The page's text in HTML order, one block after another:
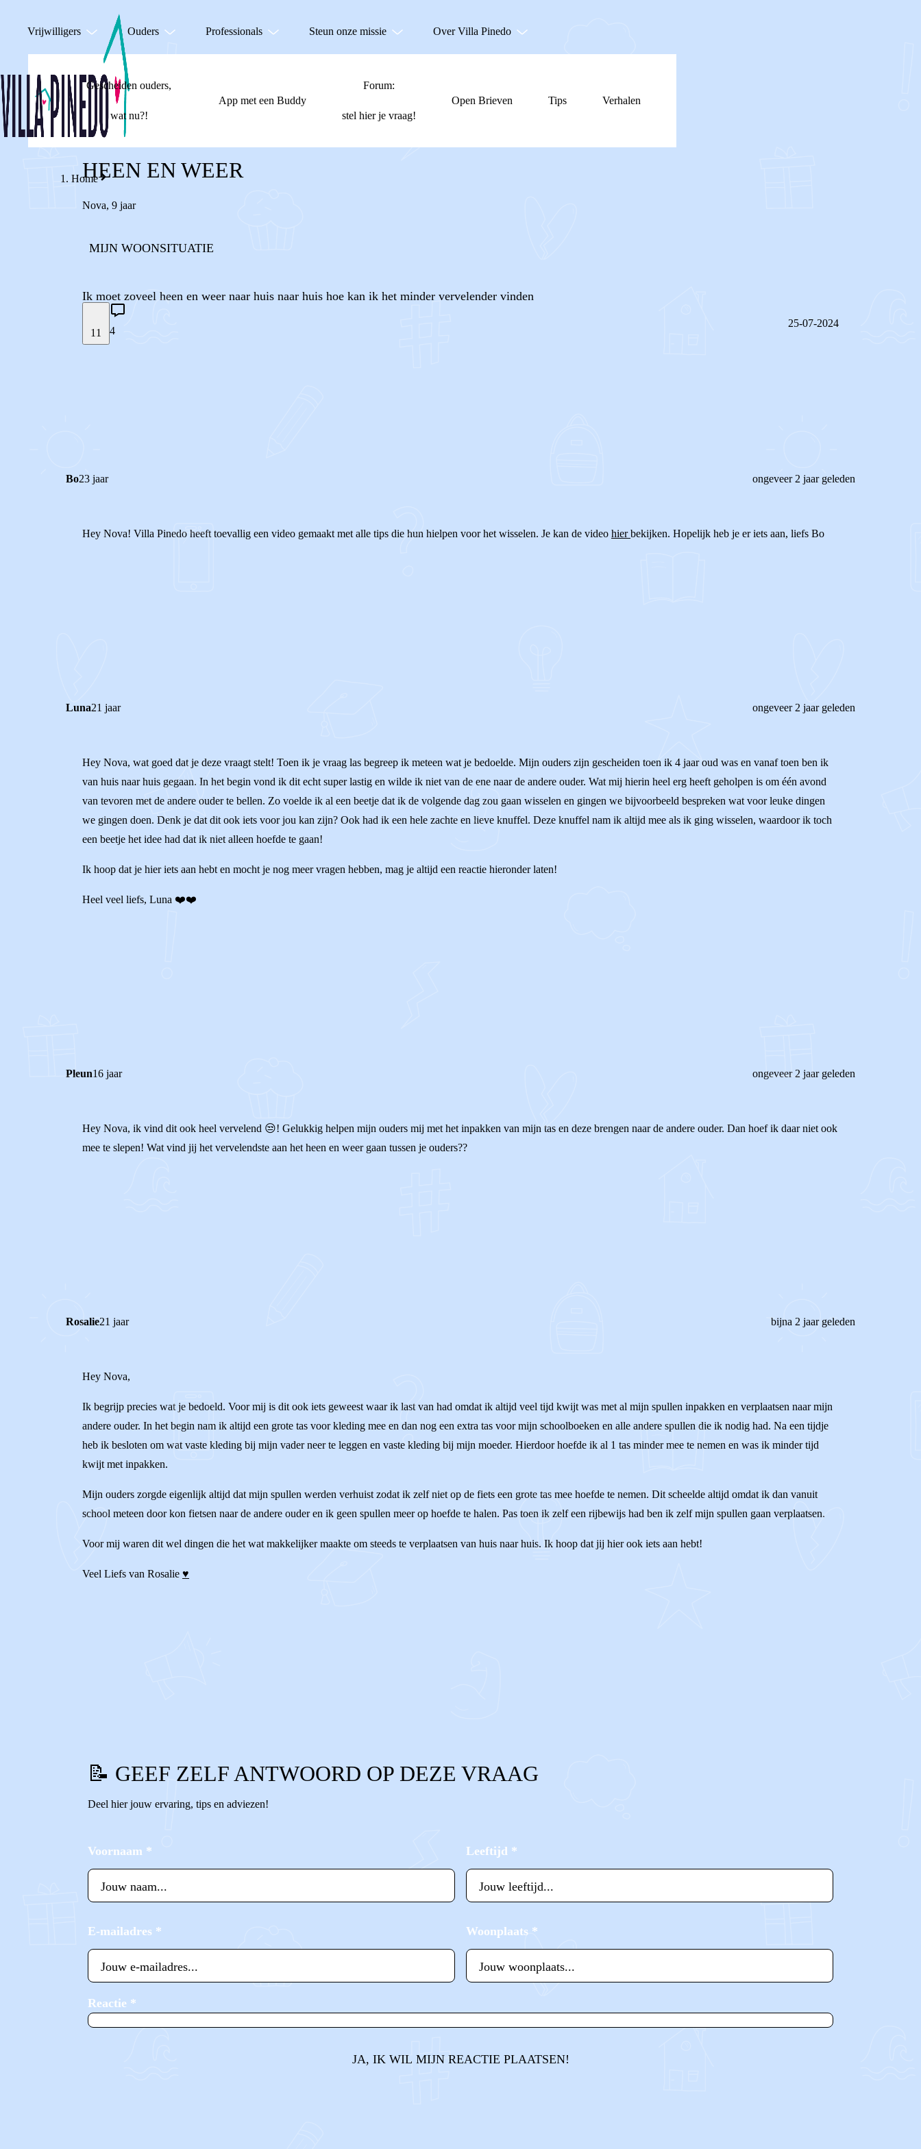
Vrijwilligers Ouders Professionals Steun onze missie Over Villa Pinedo
Gescheiden ouders,
wat nu?!
App met een Buddy
Forum:
stel hier je vraag!
Open Brieven Tips Verhalen
Home
HEEN EN WEER
Nova, 9 jaar
MIJN WOONSITUATIE
Ik moet zoveel heen en weer naar huis naar huis hoe kan ik het minder vervelender vinden
11 4
25-07-2024
Bo23 jaar ongeveer 2 jaar geleden
Hey Nova! Villa Pinedo heeft toevallig een video gemaakt met alle tips die hun hielpen voor het wisselen. Je kan de video hierbekijken. Hopelijk heb je er iets aan, liefs Bo
Luna21 jaar ongeveer 2 jaar geleden
Hey Nova, wat goed dat je deze vraagt stelt! Toen ik je vraag las begreep ik meteen wat je bedoelde. Mijn ouders zijn gescheiden toen ik 4 jaar oud was en vanaf toen ben ik
van huis naar huis gegaan. In het begin vond ik dit echt super lastig en wilde ik niet van de ene naar de andere ouder. Wat mij hierin heel erg heeft geholpen is om één avond
van tevoren met de andere ouder te bellen. Zo voelde ik al een beetje dat ik de volgende dag zou gaan wisselen en gingen we bijvoorbeeld bespreken wat voor leuke dingen
we gingen doen. Denk je dat dit ook iets voor jou kan zijn? Ook had ik een hele zachte en lieve knuffel. Deze knuffel nam ik altijd mee als ik ging wisselen, waardoor ik toch
een beetje het idee had dat ik niet alleen hoefde te gaan!
Ik hoop dat je hier iets aan hebt en mocht je nog meer vragen hebben, mag je altijd een reactie hieronder laten!
Heel veel liefs, Luna ❤️❤️
Pleun16 jaar ongeveer 2 jaar geleden
Hey Nova, ik vind dit ook heel vervelend 😒! Gelukkig helpen mijn ouders mij met het inpakken van mijn tas en deze brengen naar de andere ouder. Dan hoef ik daar niet ook
mee te slepen! Wat vind jij het vervelendste aan het heen en weer gaan tussen je ouders??
Rosalie21 jaar bijna 2 jaar geleden
Hey Nova,
Ik begrijp precies wat je bedoeld. Voor mij is dit ook iets geweest waar ik last van had omdat ik altijd veel tijd kwijt was met al mijn spullen inpakken en verplaatsen naar mijn
andere ouder. In het begin nam ik altijd een grote tas voor kleding mee en dan nog een extra tas voor mijn schoolboeken en alle andere spullen die ik nodig had. Na een tijdje
heb ik besloten om wat vaste kleding bij mijn vader neer te leggen en vaste kleding bij mijn moeder. Hierdoor hoefde ik al 1 tas minder mee te nemen en was ik minder tijd
kwijt met inpakken.
Mijn ouders zorgde eigenlijk altijd dat mijn spullen werden verhuist zodat ik zelf niet op de fiets een grote tas mee hoefde te nemen. Dit scheelde altijd omdat ik dan vanuit
school meteen door kon fietsen naar de andere ouder en ik geen spullen meer op hoefde te halen. Pas toen ik zelf een rijbewijs had ben ik zelf mijn spullen gaan verplaatsen.
Voor mij waren dit wel dingen die het wat makkelijker maakte om steeds te verplaatsen van huis naar huis. Ik hoop dat jij hier ook iets aan hebt!
Veel Liefs van Rosalie ♥
📝 GEEF ZELF ANTWOORD OP DEZE VRAAG
Deel hier jouw ervaring, tips en adviezen!
Voornaam * Leeftijd *
E-mailadres * Woonplaats *
Reactie *
JA, IK WIL MIJN REACTIE PLAATSEN!